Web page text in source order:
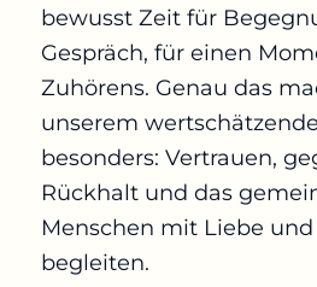
bewusst Zeit für
Gespräch, für einen
Zuhörens. Genau das
unserem
besonders: Vertrauen,
Rückhalt und das
Menschen mit Liebe
begleiten.